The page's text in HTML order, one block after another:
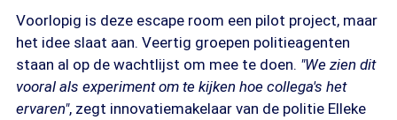
Voorlopig is deze escape room een pilot project, maar
het idee slaat aan. Veertig groepen politieagenten
staan al op de wachtlijst om mee te doen. "We zien dit
vooral als experiment om te kijken hoe collega's het
ervaren", zegt innovatiemakelaar van de politie Elleke